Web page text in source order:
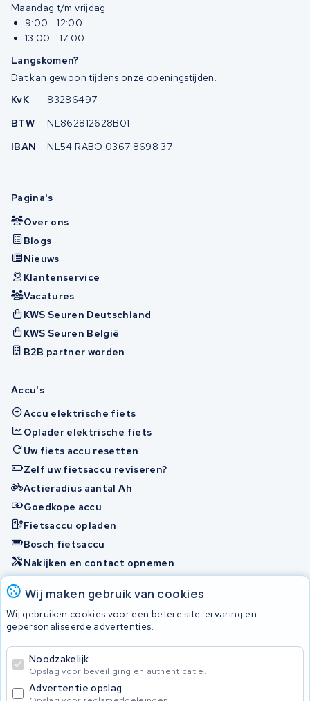
Wij maken gebruik van cookies
Wij gebruiken cookies voor een betere site-ervaring en
gepersonaliseerde advertenties.
Noodzakelijk
Opslag voor beveiliging en authenticatie.
Advertentie opslag
Maandag t/m vrijdag
9:00 - 12:00
13:00 - 17:00
Langskomen?
Dat kan gewoon tijdens onze openingstijden.
KvK
83286497
BTW
NL862812628B01
IBAN
NL54 RABO 0367 8698 37
Pagina's
Over ons
Blogs
Nieuws
Klantenservice
Vacatures
KWS Seuren Deutschland
KWS Seuren België
B2B partner worden
Accu's
Accu elektrische fiets
Oplader elektrische fiets
Uw fiets accu resetten
Zelf uw fietsaccu reviseren?
Actieradius aantal Ah
Goedkope accu
Fietsaccu opladen
Bosch fietsaccu
Nakijken en contact opnemen
Privacybeleid